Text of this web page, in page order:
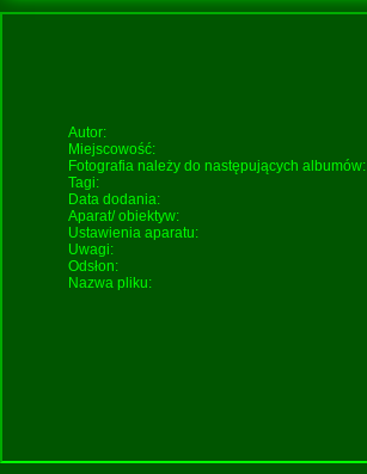
Autor:
Miejscowość:
Fotografia należy do następujących albumów:
Tagi:
Data dodania:
Aparat/ obiektyw:
Ustawienia aparatu:
Uwagi:
Odsłon:
Nazwa pliku: